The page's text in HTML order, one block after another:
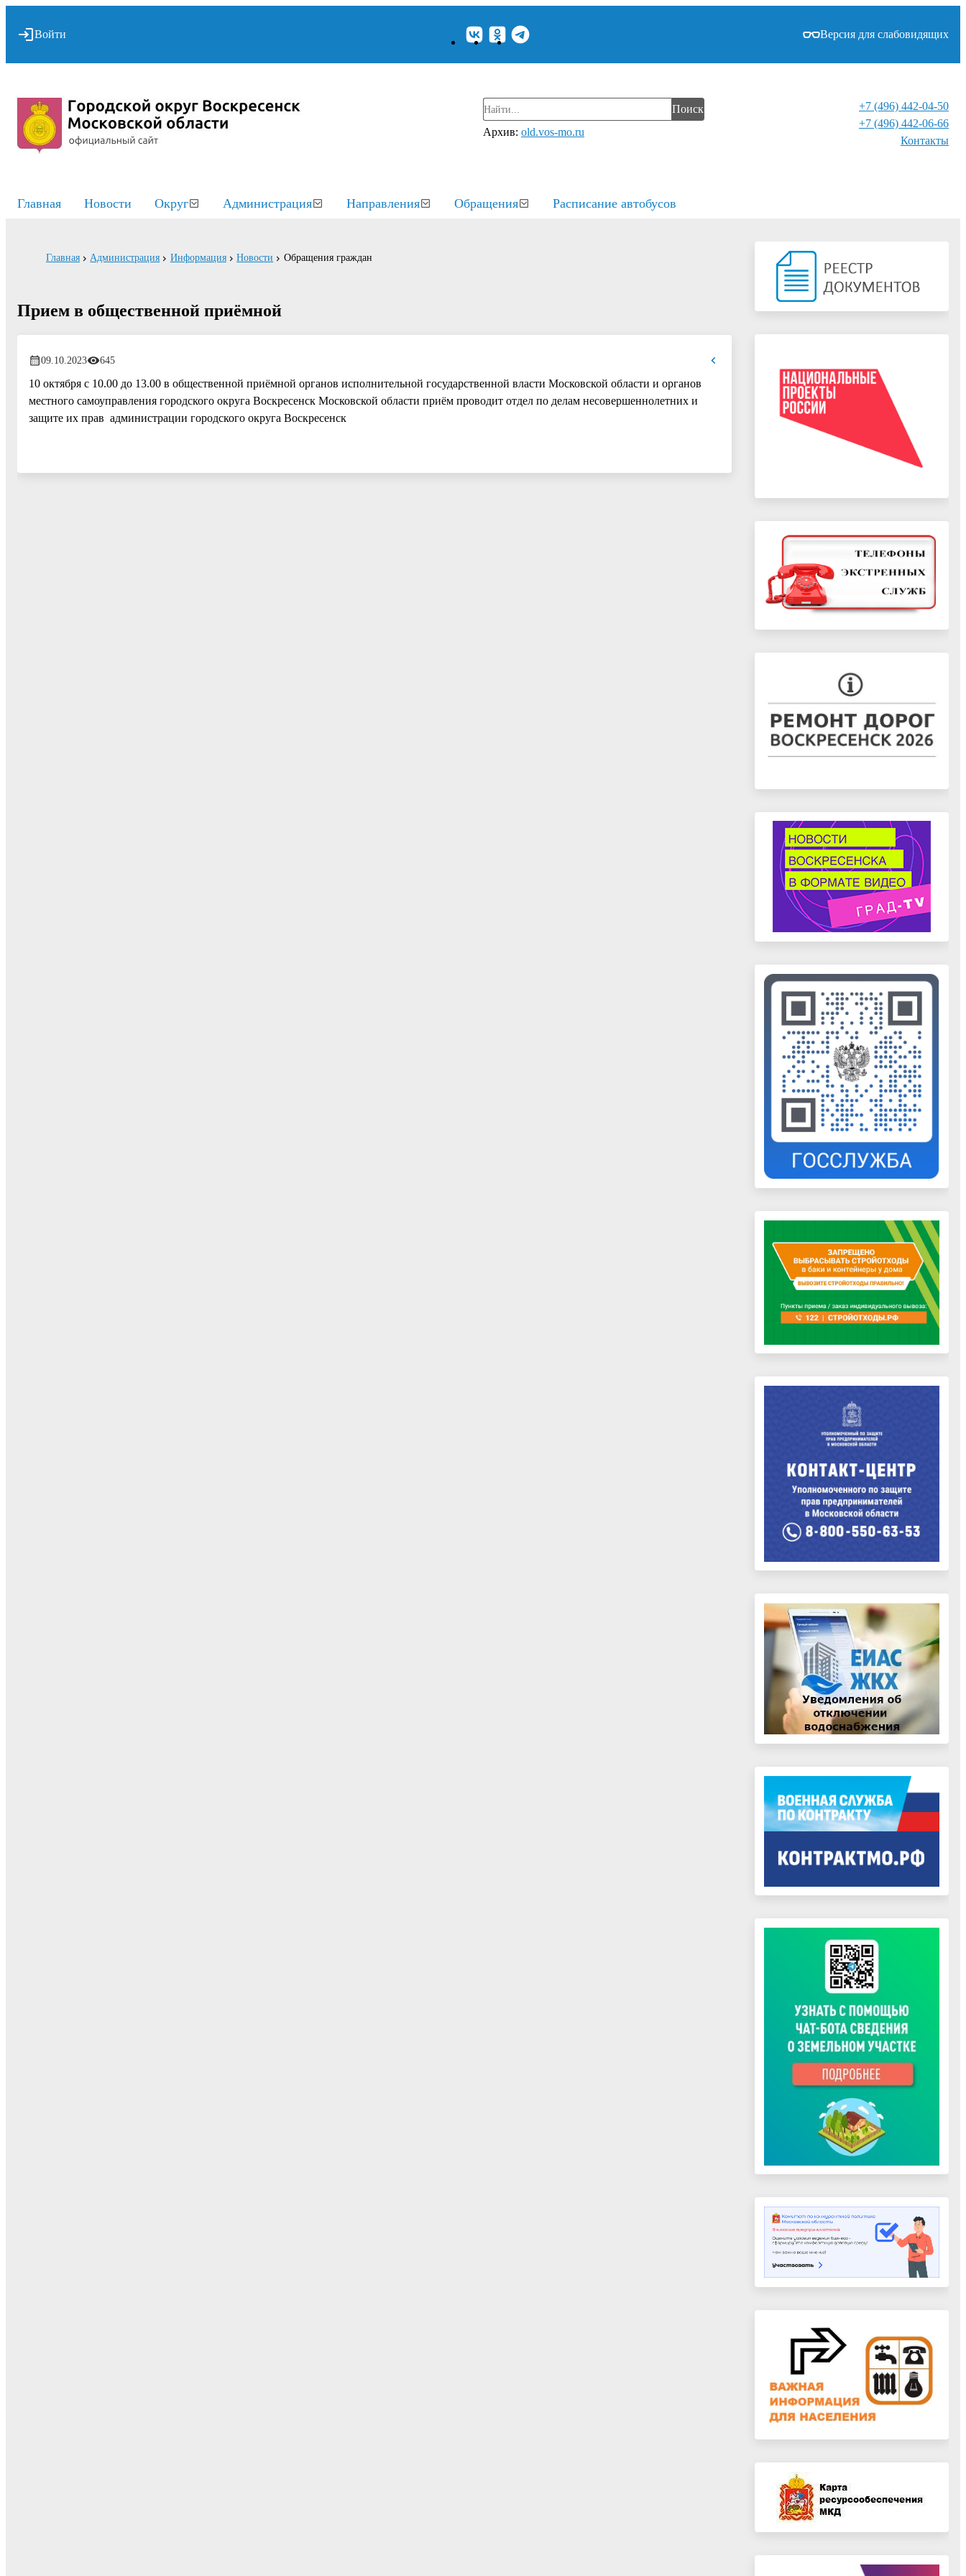
Войти Версия для слабовидящих
Поиск
Архив: old.vos-mo.ru
+7 (496) 442-04-50
+7 (496) 442-06-66
Контакты⁠
Главная Новости Округ Администрация Направления Обращения Расписание автобусов
Главная Администрация Информация Новости Обращения граждан
Прием в общественной приёмной
09.10.2023 645
10 октября с 10.00 до 13.00 в общественной приёмной органов исполнительной государственной власти Московской области и органов
местного самоуправления городского округа Воскресенск Московской области приём проводит отдел по делам несовершеннолетних и
защите их прав администрации городского округа Воскресенск